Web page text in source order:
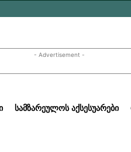
- Advertisement -
ᲡᲐᲛᲖᲐᲠᲔᲣᲚᲝᲡ ᲐᲥᲡᲔᲡᲣᲐᲠᲔᲑᲘ